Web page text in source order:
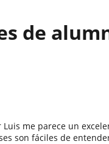
de
Luis me parece un
son fáciles de